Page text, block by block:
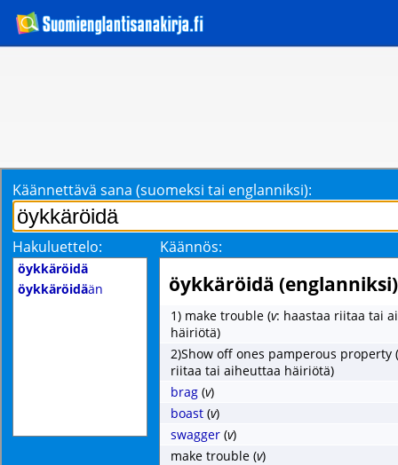
Käännettävä sana (suomeksi tai englanniksi):
Hakuluettelo: Käännös:
öykkäröidä
öykkäröidään öykkäröidä (englanniksi)
1) make trouble (v: haastaa riitaa tai
häiriötä)
2)Show off ones pamperous property (
riitaa tai aiheuttaa häiriötä)
brag (v)
boast (v)
swagger (v)
make trouble (v)